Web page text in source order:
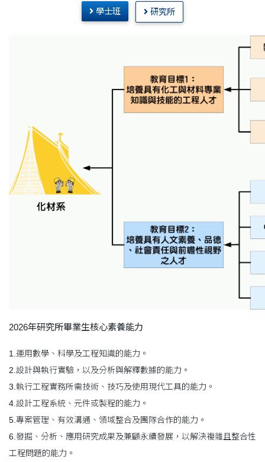
學士班 研究所
2026年研究所畢業生核心素養能力
1.運用數學、科學及工程知識的能力。
2.設計與執行實驗，以及分析與解釋數據的能力。
3.執行工程實務所需技術、技巧及使用現代工具的能力。
4.設計工程系統、元件或製程的能力。
5.專案管理、有效溝通、領域整合及團隊合作的能力。
6.發掘、分析、應用研究成果及兼顧永續發展，以解決複雜且整合性
工程問題的能力。